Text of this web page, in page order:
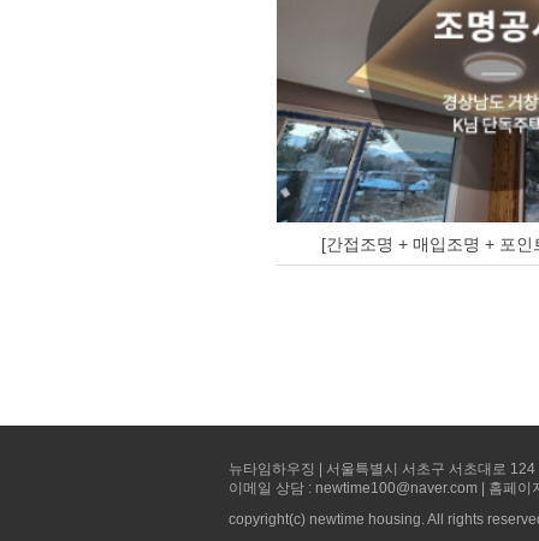
[간접조명 + 매입조명 + 포
뉴타임하우징 | 서울특별시 서초구 서초대로
이메일 상담 : newtime100@naver.com | 홈페
copyright(c) newtime housing. All rights